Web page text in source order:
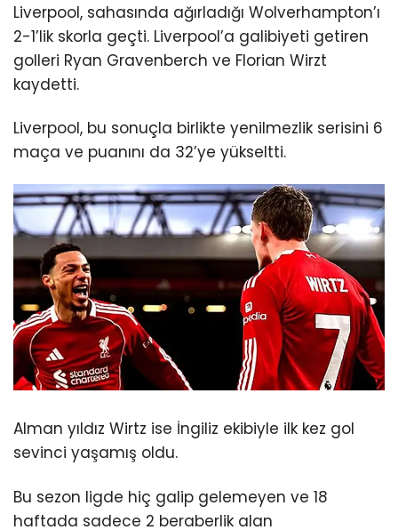
Liverpool, sahasında ağırladığı Wolverhampton’ı
2-1’lik skorla geçti. Liverpool’a galibiyeti getiren
golleri Ryan Gravenberch ve Florian Wirzt
kaydetti.
Liverpool, bu sonuçla birlikte yenilmezlik serisini 6
maça ve puanını da 32’ye yükseltti.
Alman yıldız Wirtz ise İngiliz ekibiyle ilk kez gol
sevinci yaşamış oldu.
Bu sezon ligde hiç galip gelemeyen ve 18
haftada sadece 2 beraberlik alan